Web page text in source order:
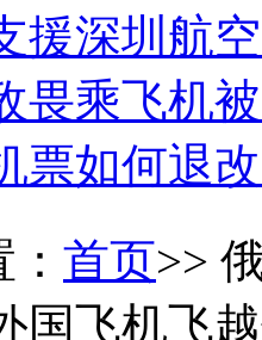
援深圳航
畏乘飞机
票如何退
首页>>
国飞机飞